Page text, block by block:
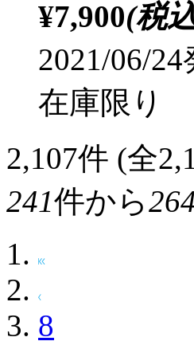
¥7,900(税
2021/06/24
在庫限り
2,107件 (全
241件から
8